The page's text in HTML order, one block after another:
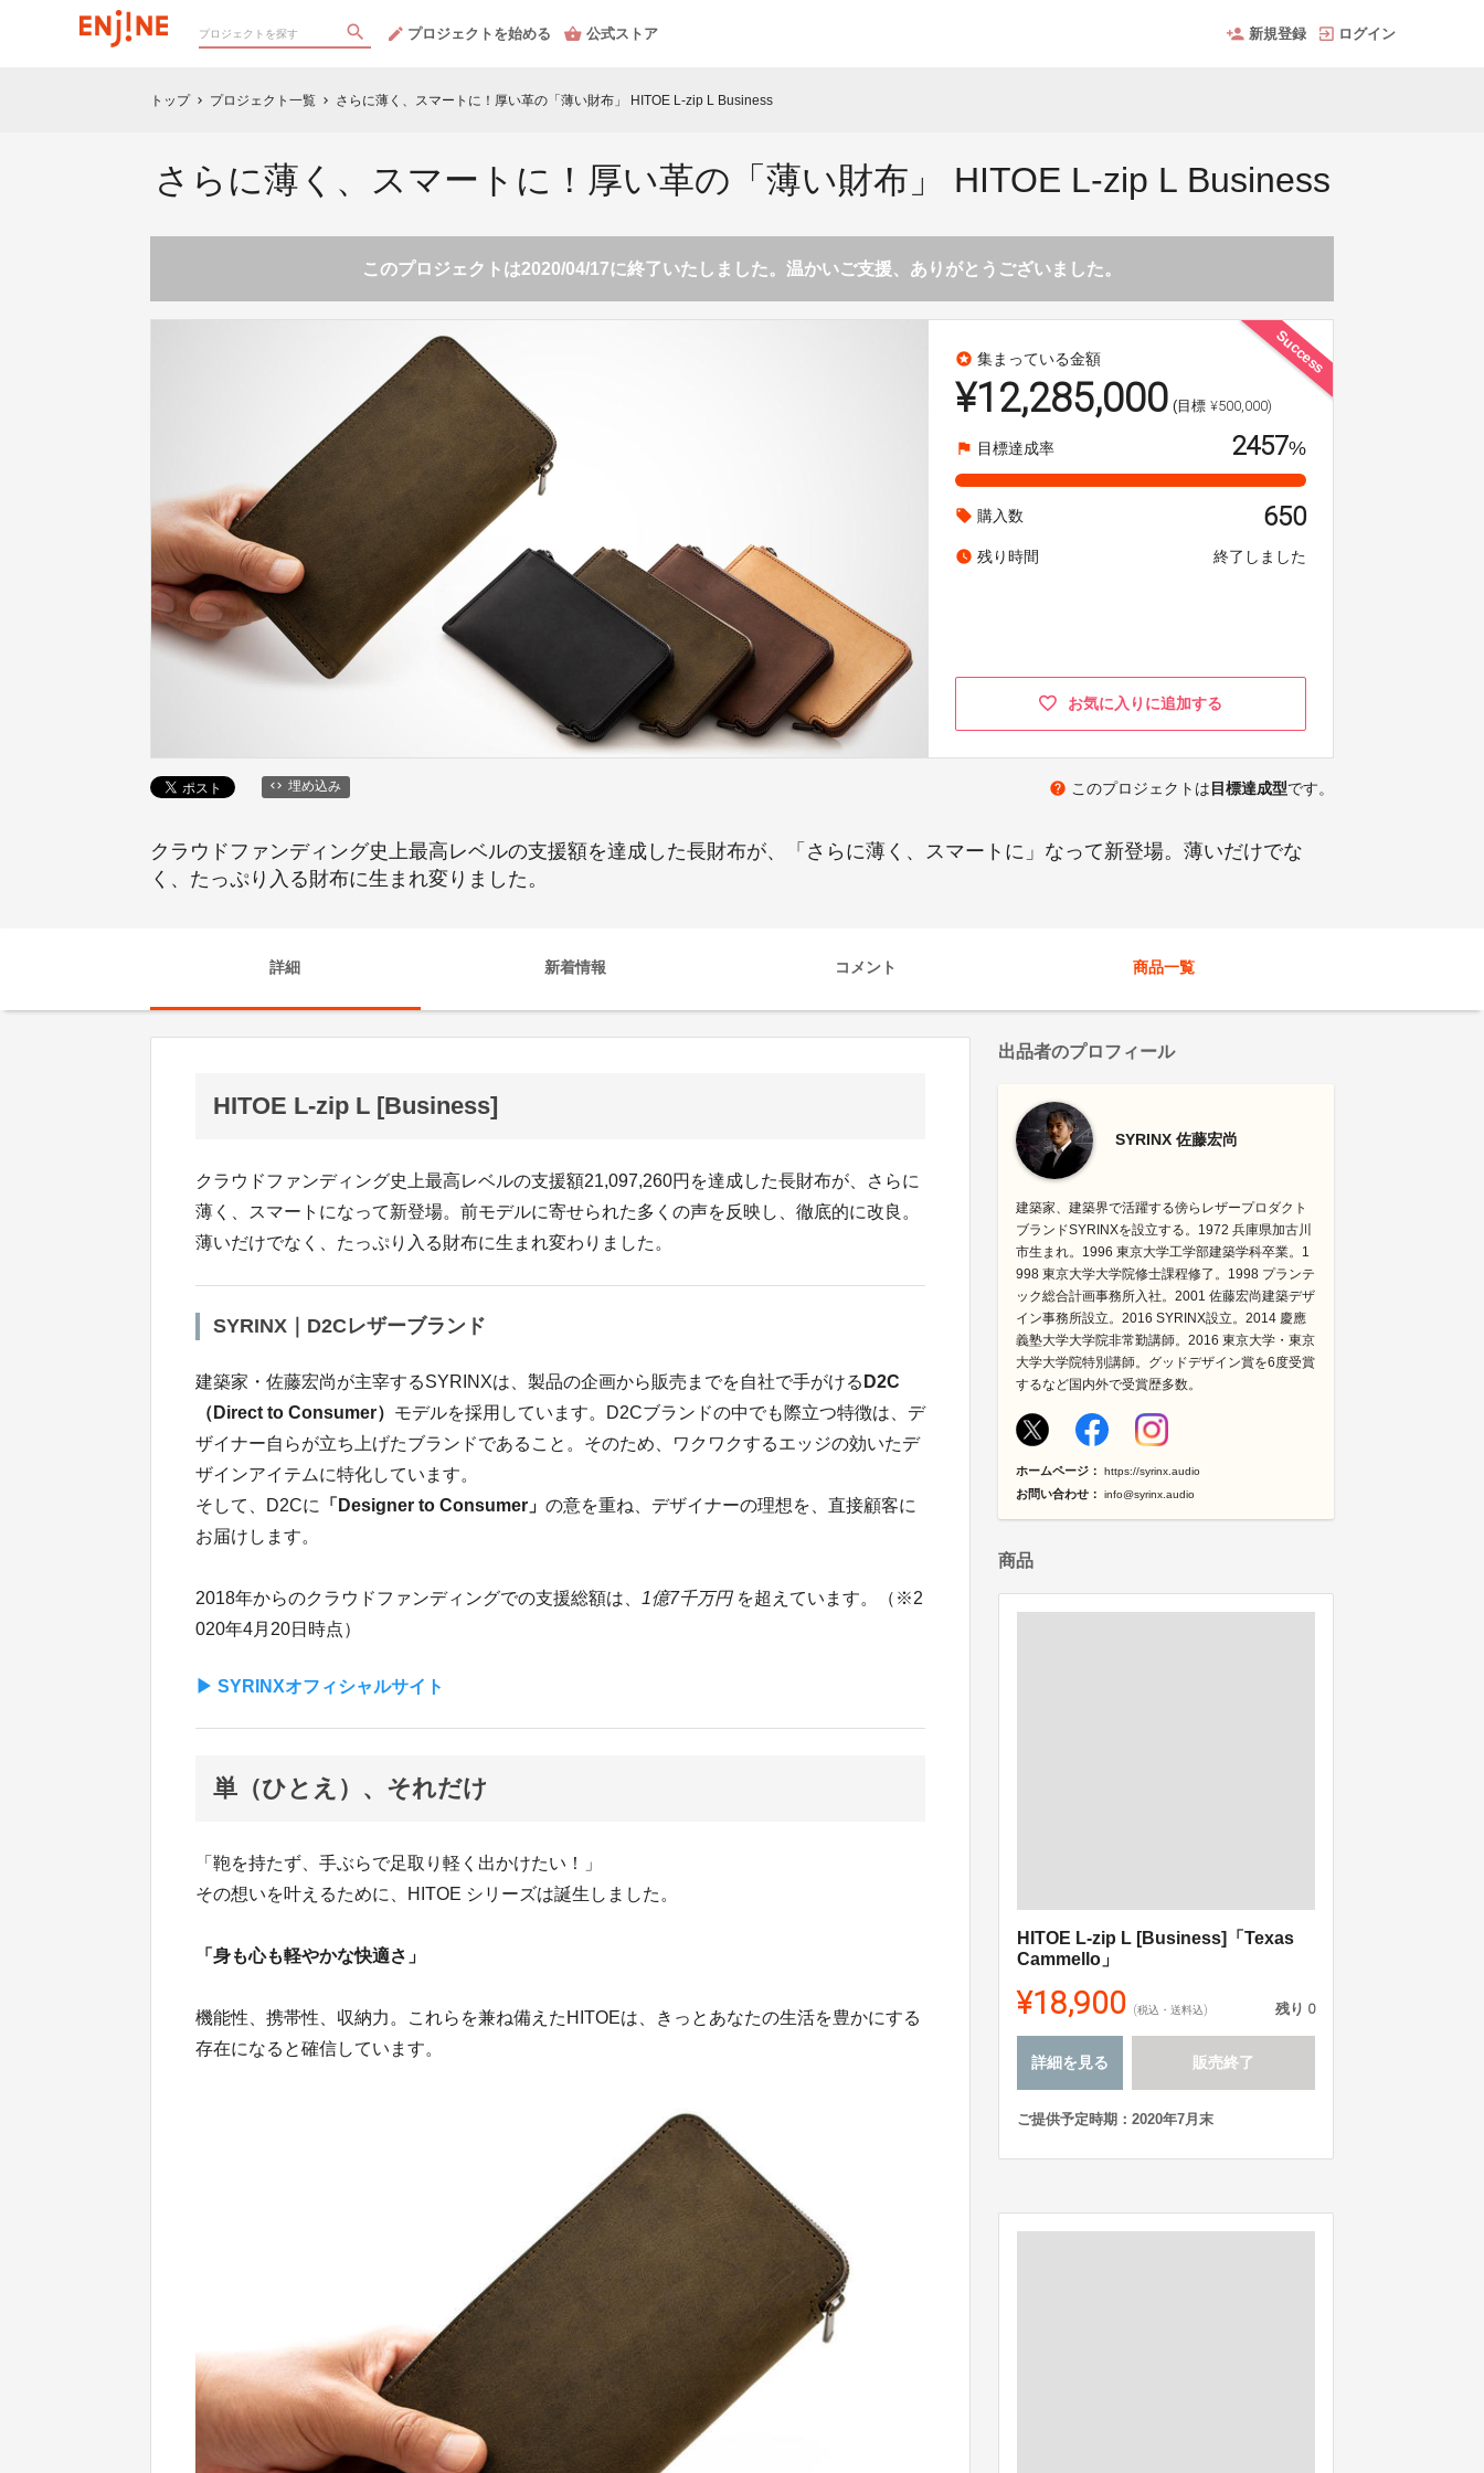
プロジェクトを始める 公式ストア 新規登録 ログイン
トップ chevron_right プロジェクト一覧 chevron_right さらに薄く、スマートに！厚い革の「薄い財布」 HITOE L-zip L Business
さらに薄く、スマートに！厚い革の「薄い財布」 HITOE L-zip L Business
このプロジェクトは2020/04/17に終了いたしました。温かいご支援、ありがとうございました。
Success
stars 集まっている金額
¥12,285,000 (目標 ¥500,000)
flag 目標達成率 2457%
local_offer 購入数 650
watch_later 残り時間 終了しました
お気に入りに追加する
埋め込み help このプロジェクトは 目標達成型です。
クラウドファンディング史上最高レベルの支援額を達成した長財布が、「さらに薄く、スマートに」なって新登場。薄いだけでな
く、たっぷり入る財布に生まれ変りました。
詳細 新着情報 コメント 商品一覧
HITOE L-zip L [Business]
クラウドファンディング史上最高レベルの支援額21,097,260円を達成した長財布が、さらに
薄く、スマートになって新登場。前モデルに寄せられた多くの声を反映し、徹底的に改良。
薄いだけでなく、たっぷり入る財布に生まれ変わりました。
SYRINX｜D2Cレザーブランド
建築家・佐藤宏尚が主宰するSYRINXは、製品の企画から販売までを自社で手がける D2C
（Direct to Consumer） モデルを採用しています。D2Cブランドの中でも際立つ特徴は、デ
ザイナー自らが立ち上げたブランドであること。そのため、ワクワクするエッジの効いたデ
ザインアイテムに特化しています。
そして、D2Cに
「Designer to Consumer」 の意を重ね、デザイナーの理想を、直接顧客に
お届けします。
2018年からのクラウドファンディングでの支援総額は、 1億7千万円を超えています。（※2
020年4月20日時点）
▶︎ SYRINXオフィシャルサイト
単（ひとえ）、それだけ
「鞄を持たず、手ぶらで足取り軽く出かけたい！」
その想いを叶えるために、HITOE シリーズは誕生しました。
「身も心も軽やかな快適さ」
機能性、携帯性、収納力。これらを兼ね備えたHITOEは、きっとあなたの生活を豊かにする
存在になると確信しています。
出品者のプロフィール
SYRINX 佐藤宏尚
建築家、建築界で活躍する傍らレザープロダクト
ブランドSYRINXを設立する。1972 兵庫県加古川
市生まれ。1996 東京大学工学部建築学科卒業。1
998 東京大学大学院修士課程修了。1998 プランテ
ック総合計画事務所入社。2001 佐藤宏尚建築デザ
イン事務所設立。2016 SYRINX設立。2014 慶應
義塾大学大学院非常勤講師。2016 東京大学・東京
大学大学院特別講師。グッドデザイン賞を6度受賞
するなど国内外で受賞歴多数。
ホームページ： https://syrinx.audio
お問い合わせ： info@syrinx.audio
商品
HITOE L-zip L [Business]「Texas
Cammello」
¥18,900 (税込・送料込) 残り 0
詳細を見る 販売終了
ご提供予定時期：2020年7月末